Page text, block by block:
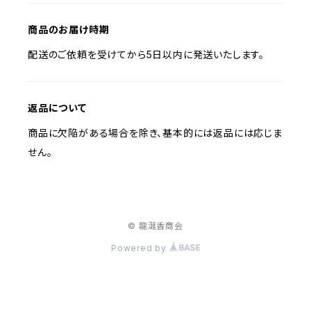
商品のお届け時期
配送のご依頼を受けてから5日以内に発送いたします。
返品について
商品に欠陥がある場合を除き、基本的には返品には応じま
せん。
© 龍涎香商会
Powered by